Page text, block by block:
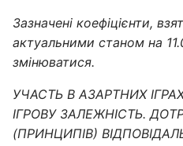
Зазначені коефіцієнти,
актуальними станом на
змінюватися.
УЧАСТЬ В АЗАРТНИХ
ІГРОВУ ЗАЛЕЖНІСТЬ.
(ПРИНЦИПІВ)